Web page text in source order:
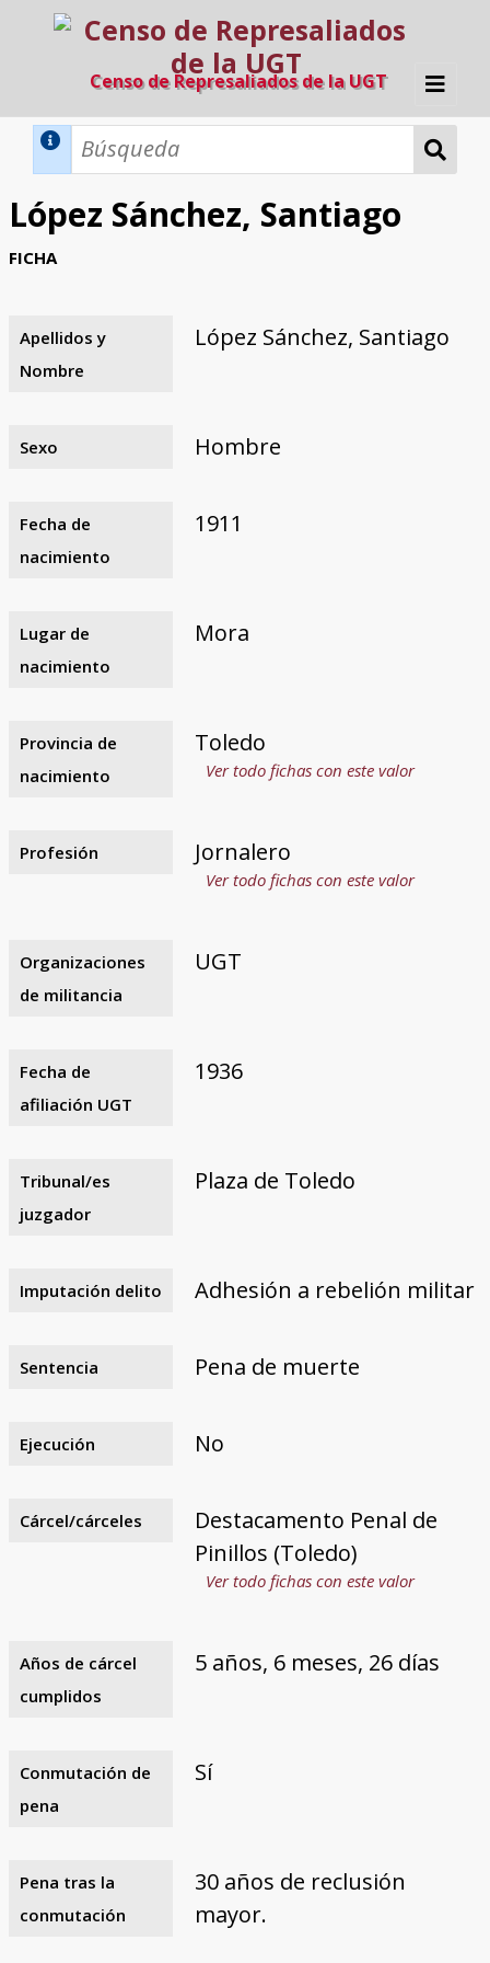
Censo de Represaliados de la UGT
Inicio
Búsqueda Dinámica
Búsqueda Avanzada
Filtros A-Z
Razones y objetivos
El equipo
Colaboradores
Fuentes documentales
López Sánchez, Santiago
FICHA
Apellidos y
Nombre
López Sánchez, Santiago
Sexo Hombre
Fecha de
nacimiento
1911
Lugar de
nacimiento
Mora
Provincia de
nacimiento
Toledo
Ver todo fichas con este valor
Profesión Jornalero
Ver todo fichas con este valor
Organizaciones
de militancia
UGT
Fecha de
afiliación UGT
1936
Tribunal/es
juzgador
Plaza de Toledo
Imputación delito Adhesión a rebelión militar
Sentencia Pena de muerte
Ejecución No
Cárcel/cárceles
Destacamento Penal de
Pinillos (Toledo)
Ver todo fichas con este valor
Años de cárcel
cumplidos
5 años, 6 meses, 26 días
Conmutación de
pena
Sí
Pena tras la
conmutación
30 años de reclusión
mayor.